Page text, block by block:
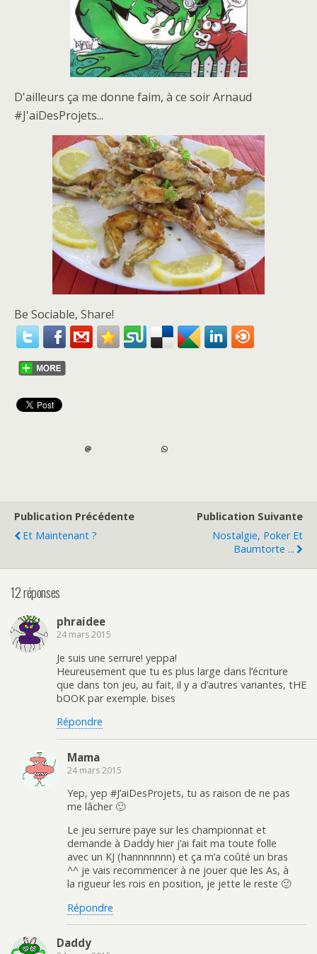
D'ailleurs ça me donne faim, à ce soir Arnaud
#J'aiDesProjets...
Be Sociable, Share!
Publication Précédente
Et Maintenant ?
Publication Suivante
Nostalgie, Poker Et
Baumtorte ...
12 réponses
phraidee
24 mars 2015
Je suis une serrure! yeppa!
Heureusement que tu es plus large dans l’écriture
que dans ton jeu, au fait, il y a d’autres variantes, tHE
bOOK par exemple. bises
Répondre
Mama
24 mars 2015
Yep, yep #J’aiDesProjets, tu as raison de ne pas
me lâcher 🙂
Le jeu serrure paye sur les championnat et
demande à Daddy hier j’ai fait ma toute folle
avec un KJ (hannnnnnn) et ça m’a coûté un bras
^^ je vais recommencer à ne jouer que les As, à
la rigueur les rois en position, je jette le reste 🙂
Répondre
Daddy